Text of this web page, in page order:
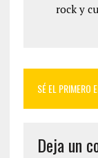
rock y
SÉ EL PRIMERO
Deja un